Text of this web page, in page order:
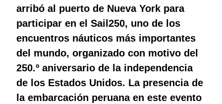
arribó al puerto de Nueva York para
participar en el Sail250, uno de los
encuentros náuticos más importantes
del mundo, organizado con motivo del
250.º aniversario de la independencia
de los Estados Unidos. La presencia de
la embarcación peruana en este evento